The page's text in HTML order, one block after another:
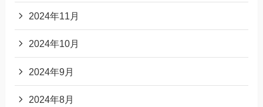
2024年11月
2024年10月
2024年9月
2024年8月